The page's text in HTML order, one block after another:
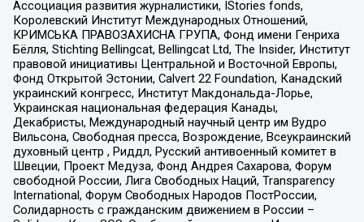
Ассоциация развития журналистики, IStories fonds,
Королевский Институт Международных Отношений,
КРИМСЬКА ПРАВОЗАХИСНА ГРУПА, Фонд имени Генриха
Бёлля, Stichting Bellingcat, Bellingcat Ltd, The Insider, Институт
правовой инициативы Центральной и Восточной Европы,
Фонд Открытой Эстонии, Calvert 22 Foundation, Канадский
украинский конгресс, Институт Макдональда-Лорье,
Украинская национальная федерация Канады,
Декабристы, Международный научный центр им Вудро
Вильсона, Свободная пресса, Возрождение, Всеукраинский
духовный центр , Риддл, Русский антивоенный комитет в
Швеции, Проект Медуза, Фонд Андрея Сахарова, Форум
свободной России, Лига Свободных Наций, Transparеncy
International, Форум Свободных Народов ПостРоссии,
Солидарность с гражданским движением в России –